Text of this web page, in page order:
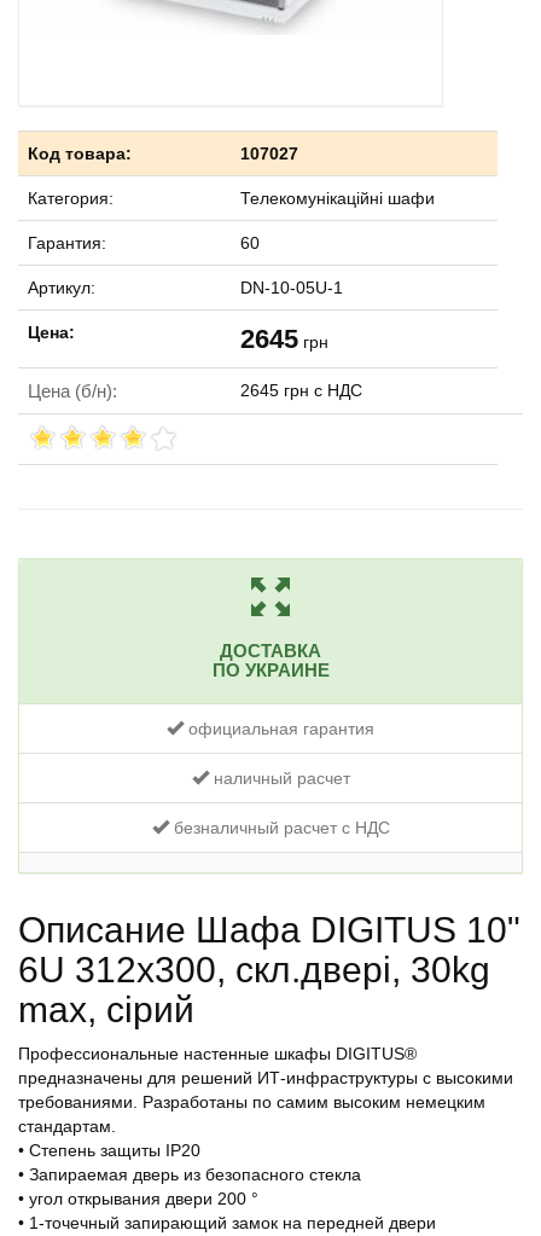
Код товара: 107027
Категория: Телекомунікаційні шафи
Гарантия: 60
Артикул: DN-10-05U-1
Цена: 2645 грн
Цена (б/н): 2645 грн с НДС
ДОСТАВКА
ПО УКРАИНЕ
официальная гарантия
наличный расчет
безналичный расчет с НДС
Описание Шафа DIGITUS 10"
6U 312x300, скл.двері, 30kg
max, сірий
Профессиональные настенные шкафы DIGITUS®
предназначены для решений ИТ-инфраструктуры с высокими
требованиями. Разработаны по самим высоким немецким
стандартам.
• Степень защиты IP20
• Запираемая дверь из безопасного стекла
• угол открывания двери 200 °
• 1-точечный запирающий замок на передней двери